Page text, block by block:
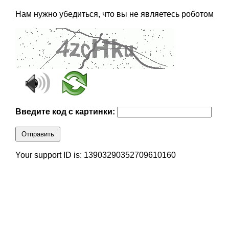
Нам нужно убедиться, что вы не являетесь роботом
Введите код с картинки:
Отправить
Your support ID is: 13903290352709610160